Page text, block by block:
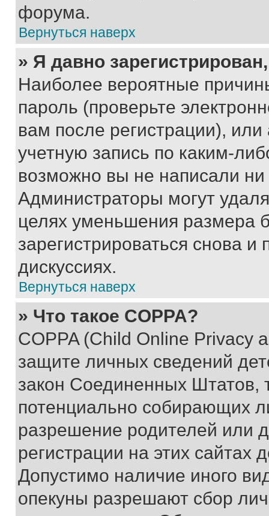
форума.
Вернуться наверх
» Я давно
Наиболее вероятные
пароль (проверьте
вам после регистрации),
учетную запись по каким-
возможно вы не написали
Администраторы могут
целях уменьшения размера
зарегистрироваться снова и
дискуссиях.
Вернуться наверх
» Что такое COPPA?
COPPA (Child Online Privacy
защите личных сведений
закон Соединенных Штатов,
потенциально собирающих
разрешение родителей или
регистрации на этих сайтах
Допустимо наличие иного
опекуны разрешают сбор